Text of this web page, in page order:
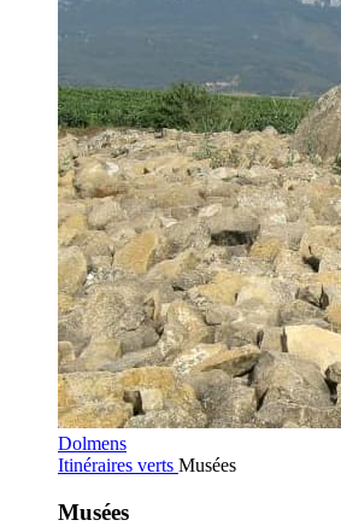
Dolmens
Itinéraires verts Musées
Musées